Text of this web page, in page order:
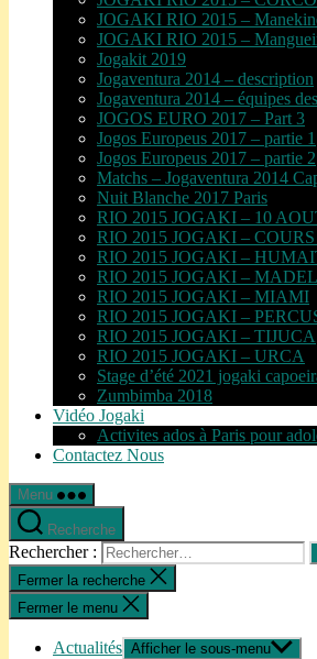
JOGAKI RIO 2015 –
JOGAKI RIO 2015 –
Jogakit 2019
Jogaventura 2014 – description
Jogaventura 2014 – équipes
JOGOS EURO 2017 – Part 3
Jogos Europeus 2017 – partie 1
Jogos Europeus 2017 – partie 2
Matchs – Jogaventura 2014
Nuit Blanche 2017 Paris
RIO 2015 JOGAKI – 10
RIO 2015 JOGAKI –
RIO 2015 JOGAKI –
RIO 2015 JOGAKI –
RIO 2015 JOGAKI – MIAMI
RIO 2015 JOGAKI –
RIO 2015 JOGAKI – TIJUCA
RIO 2015 JOGAKI – URCA
Stage d’été 2021 jogaki
Zumbimba 2018
Vidéo Jogaki
Activites ados à Paris pour
Contactez Nous
Menu
Recherche
Rechercher :
Fermer la recherche
Fermer le menu
Actualités Afficher le sous-menu